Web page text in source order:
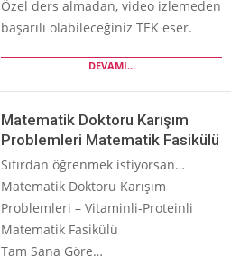
Özel ders almadan, video izlemeden
başarılı olabileceğiniz TEK eser.
DEVAMI...
Matematik Doktoru Karışım
Problemleri Matematik Fasikülü
Sıfırdan öğrenmek istiyorsan…
Matematik Doktoru Karışım
Problemleri – Vitaminli-Proteinli
Matematik Fasikülü
Tam Sana Göre…